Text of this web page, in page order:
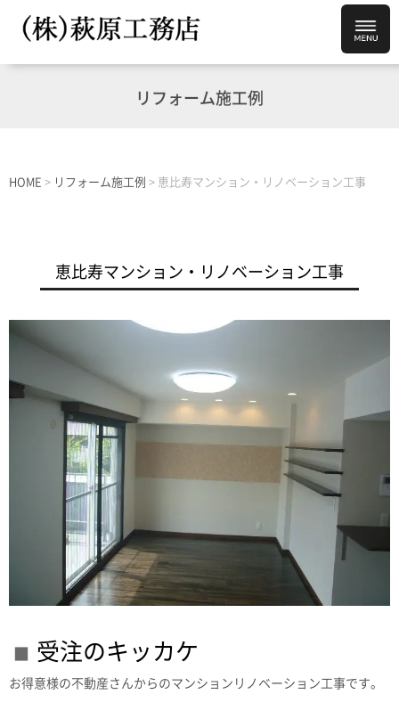
リフォーム施工例
HOME > リフォーム施工例 > 恵比寿マンション・リノベーション工事
恵比寿マンション・リノベーション工事
受注のキッカケ
お得意様の不動産さんからのマンションリノベーション工事です。